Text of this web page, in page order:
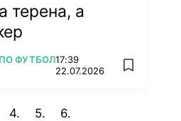
терена, а
ФУТБОЛ17:39
22.07.2026
add